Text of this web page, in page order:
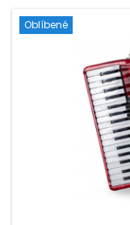
Oblíbené